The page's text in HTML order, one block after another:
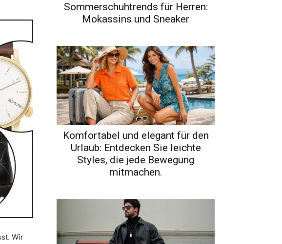
Wir
Sommerschuhtrends für Herren:
Mokassins und Sneaker
Komfortabel und elegant für den
Urlaub: Entdecken Sie leichte
Styles, die jede Bewegung
mitmachen.